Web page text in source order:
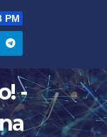
PM
-